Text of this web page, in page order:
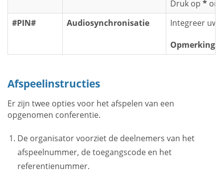
Druk op *
#PIN#
Audiosynchronisatie
Integreer uw
Opmerking:
Afspeelinstructies
Er zijn twee opties voor het afspelen van een
opgenomen conferentie.
De organisator voorziet de deelnemers van het
afspeelnummer, de toegangscode en het
referentienummer.